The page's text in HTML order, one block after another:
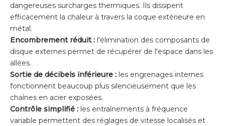
dangereuses surcharges thermiques. Ils dissipent
efficacement la chaleur à travers la coque extérieure en
métal.
Encombrement réduit : l'élimination des composants de
disque externes permet de récupérer de l'espace dans les
allées.
Sortie de décibels inférieure : les engrenages internes
fonctionnent beaucoup plus silencieusement que les
chaînes en acier exposées.
Contrôle simplifié : les entraînements à fréquence
variable permettent des réglages de vitesse localisés et